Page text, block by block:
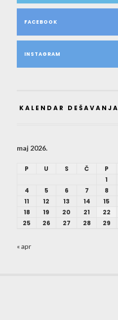
FACEBOOK
INSTAGRAM
KALENDAR DEŠAVANJA
maj 2026.
P U S Č P
1
4
5 6 7 8
11
12 13 14 15
18
19 20 21 22
25
26 27 28 29
« apr